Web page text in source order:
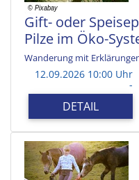
Gift- oder
Pilze im Öko-
Wanderung mit
12.09.2026 10:00 Uhr
-
DETAIL